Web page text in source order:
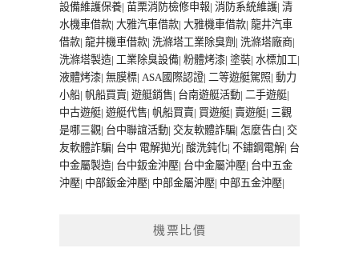
設備維護保養| 苗栗消防檢修申報| 消防系統維護| 清
水機車借款| 大雅汽車借款| 大雅機車借款| 龍井汽車
借款| 龍井機車借款| 洗滌塔工業除臭劑 | 洗滌塔廠商|
洗滌塔製造| 工業除臭設備| 粉體烤漆| 塗裝| 水標加工|
液體烤漆| 無膜標| ASA國際認證| 二等遊艇駕照| 動力
小船| 帆船買賣| 遊艇銷售| 台南遊艇活動| 二手遊艇|
中古遊艇| 遊艇代售| 帆船買賣| 買遊艇| 賣遊艇| 三觀
是哪三觀| 台中聯誼活動| 交友軟體詐騙| 怎麼告白| 交
友軟體詐騙| 台中 電解拋光| 酸洗鈍化| 不鏽鋼電解| 台
中金屬製造| 台中鈑金沖壓| 台中金屬沖壓| 台中五金
沖壓| 中部鈑金沖壓| 中部金屬沖壓| 中部五金沖壓|
機票比價